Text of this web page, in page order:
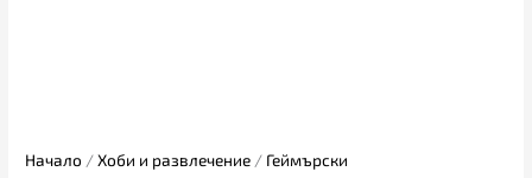
Начало /Хоби и развлечение / Геймърски